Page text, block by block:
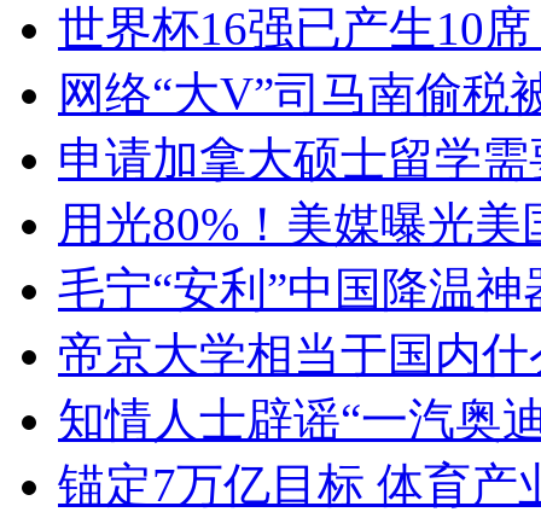
世界杯16强已产生10
网络“大V”司马南偷税
申请加拿大硕士留学
用光80%！美媒曝光美
毛宁“安利”中国降温神
帝京大学相当于国内
知情人士辟谣“一汽奥
锚定7万亿目标 体育产